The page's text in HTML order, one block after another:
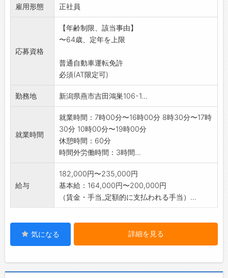
*夜間勤務(月4回～7回)あり
*ショートステイの利用定員は32名です
*応募前職場見学希望の方はハローワークへご相
談ください
雇用形態 正社員
応募資格
【年齢制限、該当事由】
〜64歳、定年を上限
普通自動車運転免許
必須(AT限定可)
勤務地 新潟県燕市吉田鴻巣106-1...
就業時間
就業時間：7時00分〜16時00分 8時30分〜17時
30分 10時00分〜19時00分
休憩時間：60分
時間外労働時間：3時間...
給与
182,000円〜235,000円
基本給：164,000円〜200,000円
（賃金・手当_定額的に支払われる手当）...
気になる 詳細を見る